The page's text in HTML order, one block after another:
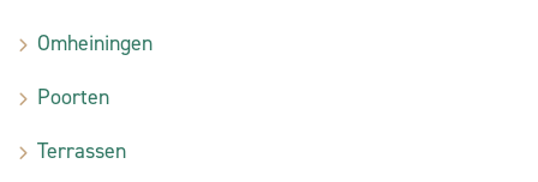
Omheiningen
Poorten
Terrassen